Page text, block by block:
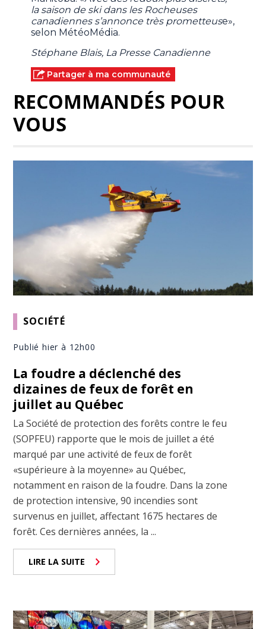
la saison de ski dans les Rocheuses
canadiennes s’annonce très prometteuse»,
selon MétéoMédia.
Stéphane Blais, La Presse Canadienne
Partager à ma communauté
RECOMMANDÉS POUR
VOUS
SOCIÉTÉ
Publié hier à 12h00
La foudre a déclenché des
dizaines de feux de forêt en
juillet au Québec
La Société de protection des forêts contre le feu
(SOPFEU) rapporte que le mois de juillet a été
marqué par une activité de feux de forêt
«supérieure à la moyenne» au Québec,
notamment en raison de la foudre. Dans la zone
de protection intensive, 90 incendies sont
survenus en juillet, affectant 1675 hectares de
forêt. Ces dernières années, la ...
LIRE LA SUITE